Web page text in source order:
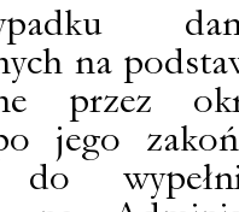
na
przez
jego
do